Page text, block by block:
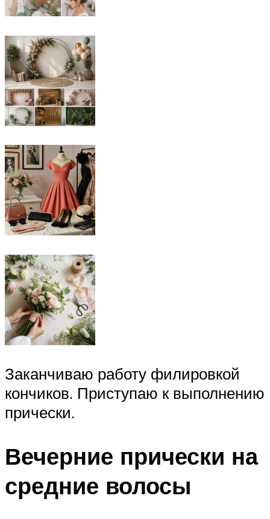
Заканчиваю работу филировкой
кончиков. Приступаю к выполнению
прически.
Вечерние прически на
средние волосы